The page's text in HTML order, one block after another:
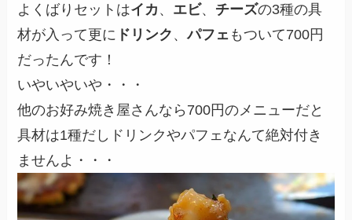
よくばりセットはイカ 、 エビ、 チーズの3種の具
材が入って更に ドリンク 、パフェ もついて700円
だったんです！
いやいやいや・・・
他のお好み焼き屋さんなら700円のメニューだと
具材は1種だしドリンクやパフェなんて絶対付き
ませんよ・・・